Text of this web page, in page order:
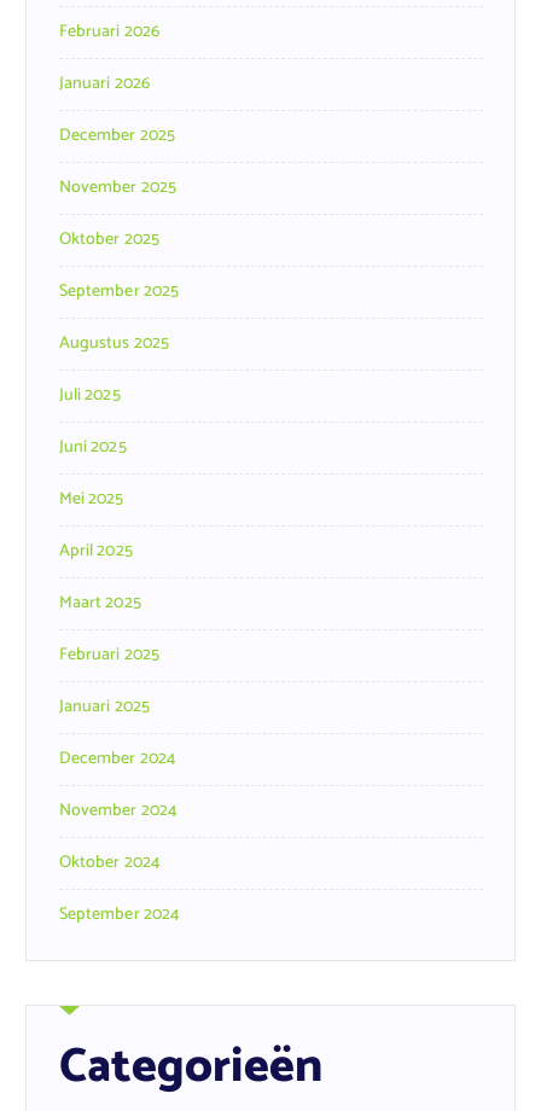
Februari 2026
Januari 2026
December 2025
November 2025
Oktober 2025
September 2025
Augustus 2025
Juli 2025
Juni 2025
Mei 2025
April 2025
Maart 2025
Februari 2025
Januari 2025
December 2024
November 2024
Oktober 2024
September 2024
Categorieën